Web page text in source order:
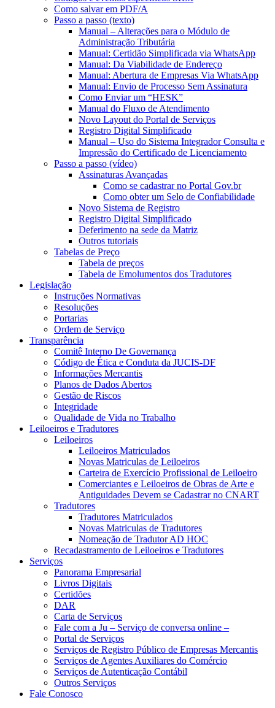
Como salvar em PDF/A
Passo a passo (texto)
Manual – Alterações para o Módulo de
Administração Tributária
Manual: Certidão Simplificada via WhatsApp
Manual: Da Viabilidade de Endereço
Manual: Abertura de Empresas Via WhatsApp
Manual: Envio de Processo Sem Assinatura
Como Enviar um “HESK”
Manual do Fluxo de Atendimento
Novo Layout do Portal de Serviços
Registro Digital Simplificado
Manual – Uso do Sistema Integrador Consulta e
Impressão do Certificado de Licenciamento
Passo a passo (vídeo)
Assinaturas Avançadas
Como se cadastrar no Portal Gov.br
Como obter um Selo de Confiabilidade
Novo Sistema de Registro
Registro Digital Simplificado
Deferimento na sede da Matriz
Outros tutoriais
Tabelas de Preço
Tabela de preços
Tabela de Emolumentos dos Tradutores
Legislação
Instruções Normativas
Resoluções
Portarias
Ordem de Serviço
Transparência
Comitê Interno De Governança
Código de Ética e Conduta da JUCIS-DF
Informações Mercantis
Planos de Dados Abertos
Gestão de Riscos
Integridade
Qualidade de Vida no Trabalho
Leiloeiros e Tradutores
Leiloeiros
Leiloeiros Matriculados
Novas Matriculas de Leiloeiros
Carteira de Exercício Profissional de Leiloeiro
Comerciantes e Leiloeiros de Obras de Arte e
Antiguidades Devem se Cadastrar no CNART
Tradutores
Tradutores Matriculados
Novas Matriculas de Tradutores
Nomeação de Tradutor AD HOC
Recadastramento de Leiloeiros e Tradutores
Serviços
Panorama Empresarial
Livros Digitais
Certidões
DAR
Carta de Serviços
Fale com a Ju – Serviço de conversa online –
Portal de Serviços
Serviços de Registro Público de Empresas Mercantis
Serviços de Agentes Auxiliares do Comércio
Serviços de Autenticação Contábil
Outros Serviços
Fale Conosco